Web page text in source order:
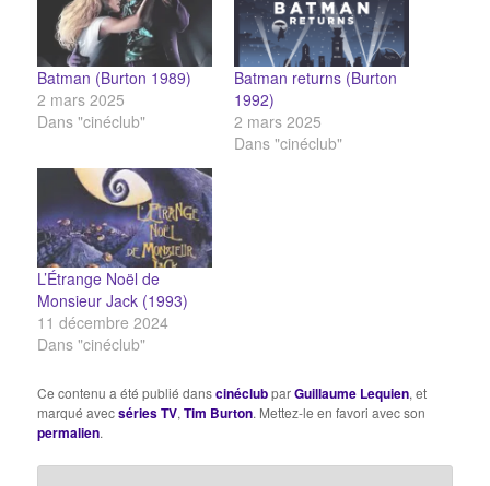
Batman (Burton 1989)
2 mars 2025
Dans "cinéclub"
Batman returns (Burton
1992)
2 mars 2025
Dans "cinéclub"
L’Étrange Noël de
Monsieur Jack (1993)
11 décembre 2024
Dans "cinéclub"
Ce contenu a été publié danscinéclubparGuillaume Lequien, et
marqué avecséries TV,Tim Burton. Mettez-le en favori avec son
permalien.